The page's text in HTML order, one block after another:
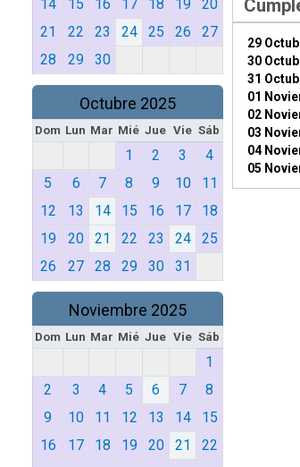
14
15 16 17 18 19
20
21
22 23 24 25 26
27
28
29 30
Octubre 2025
Dom Lun Mar Mié Jue Vie Sáb
1 2 3
4
5
6 7 8 9 10
11
12
13 14 15 16 17
18
19
20 21 22 23 24
25
26
27 28 29 30 31
Noviembre 2025
Dom Lun Mar Mié Jue Vie Sáb
1
2
3 4 5 6 7
8
9
10 11 12 13 14
15
16
17 18 19 20 21
22
29
30
31
01
02
03
04
05